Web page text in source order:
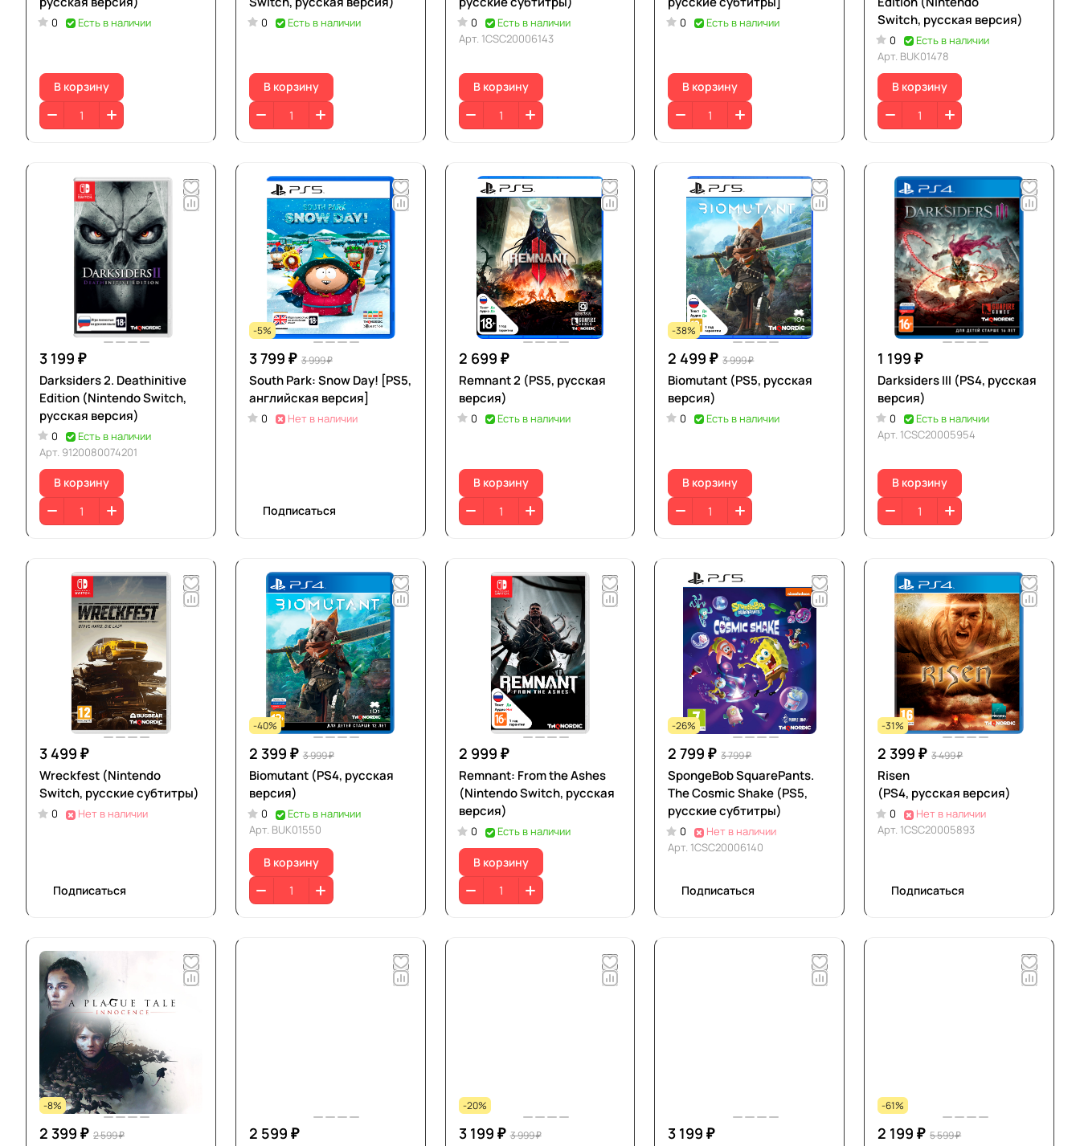
0 Есть в наличии
В корзину
0 Есть в наличии
В корзину
0
Есть в наличии
Арт. 1CSC20006143
В корзину
0 Есть в наличии
В корзину
Switch, русская версия)
0
Есть в наличии
Арт. BUK01478
В корзину
3 199 ₽
Darksiders 2. Deathinitive
Edition (Nintendo Switch,
русская версия)
0
Есть в наличии
Арт. 9120080074201
В корзину
-5%
3 799 ₽ 3 999 ₽
South Park: Snow Day! [PS5,
английская версия]
0 Нет в наличии
Подписаться
2 699 ₽
Remnant 2 (PS5, русская
версия)
0 Есть в наличии
В корзину
-38%
2 499 ₽ 3 999 ₽
Biomutant (PS5, русская
версия)
0 Есть в наличии
В корзину
1 199 ₽
Darksiders III (PS4, русская
версия)
0
Есть в наличии
Арт. 1CSC20005954
В корзину
3 499 ₽
Wreckfest (Nintendo
Switch, русские субтитры)
0 Нет в наличии
Подписаться
-40%
2 399 ₽ 3 999 ₽
Biomutant (PS4, русская
версия)
0
Есть в наличии
Арт. BUK01550
В корзину
2 999 ₽
Remnant: From the Ashes
(Nintendo Switch, русская
версия)
0 Есть в наличии
В корзину
-26%
2 799 ₽ 3 799 ₽
SpongeBob SquarePants.
The Cosmic Shake (PS5,
русские субтитры)
0
Нет в наличии
Арт. 1CSC20006140
Подписаться
-31%
2 399 ₽ 3 499 ₽
Risen
(PS4, русская версия)
0
Нет в наличии
Арт. 1CSC20005893
Подписаться
-8%
2 399 ₽ 2 599 ₽ 2 599 ₽
-20%
3 199 ₽ 3 999 ₽ 3 199 ₽
-61%
2 199 ₽ 5 599 ₽